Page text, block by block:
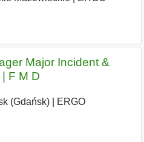
Major Incident &
F M D
(Gdańsk)
ERGO